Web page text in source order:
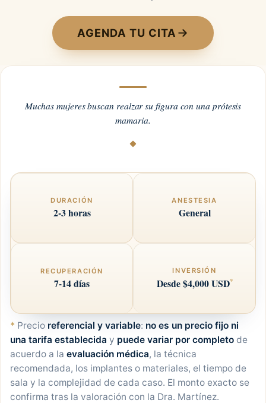
AGENDA TU CITA
Muchas mujeres buscan realzar su figura con una prótesis
mamaria.
DURACIÓN
2-3 horas
ANESTESIA
General
RECUPERACIÓN
7-14 días
INVERSIÓN
Desde $4,000 USD*
* Precio referencial y variable: no es un precio fijo ni
una tarifa establecida y puede variar por completo de
acuerdo a la evaluación médica, la técnica
recomendada, los implantes o materiales, el tiempo de
sala y la complejidad de cada caso. El monto exacto se
confirma tras la valoración con la Dra. Martínez.